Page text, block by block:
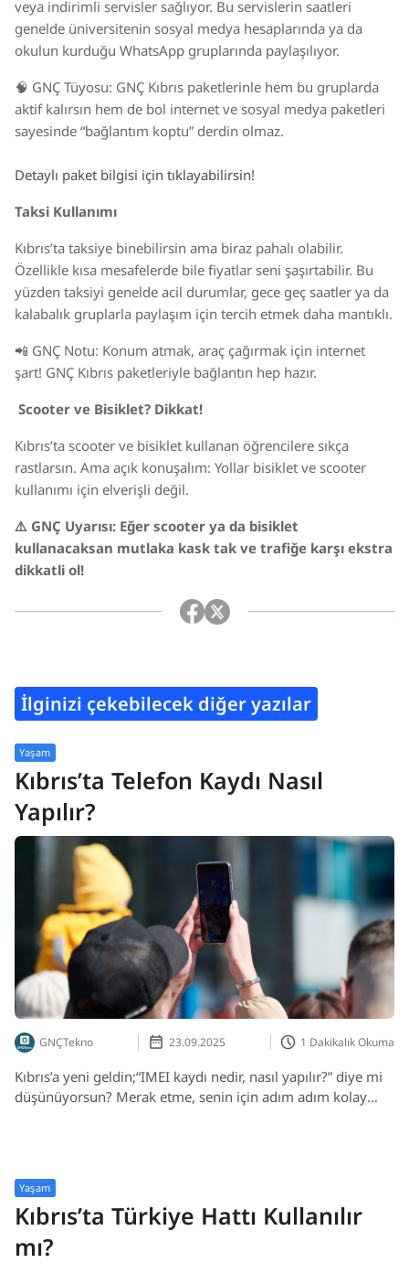
veya indirimli servisler sağlıyor. Bu servislerin saatleri
genelde üniversitenin sosyal medya hesaplarında ya da
okulun kurduğu WhatsApp gruplarında paylaşılıyor.
🧠 GNÇ Tüyosu: GNÇ Kıbrıs paketlerinle hem bu gruplarda
aktif kalırsın hem de bol internet ve sosyal medya paketleri
sayesinde “bağlantım koptu” derdin olmaz.
Detaylı paket bilgisi için tıklayabilirsin!
Taksi Kullanımı
Kıbrıs’ta taksiye binebilirsin ama biraz pahalı olabilir.
Özellikle kısa mesafelerde bile fiyatlar seni şaşırtabilir. Bu
yüzden taksiyi genelde acil durumlar, gece geç saatler ya da
kalabalık gruplarla paylaşım için tercih etmek daha mantıklı.
📲 GNÇ Notu: Konum atmak, araç çağırmak için internet
şart! GNÇ Kıbrıs paketleriyle bağlantın hep hazır.
Scooter ve Bisiklet? Dikkat!
Kıbrıs’ta scooter ve bisiklet kullanan öğrencilere sıkça
rastlarsın. Ama açık konuşalım: Yollar bisiklet ve scooter
kullanımı için elverişli değil.
⚠️ GNÇ Uyarısı: Eğer scooter ya da bisiklet
kullanacaksan mutlaka kask tak ve trafiğe karşı ekstra
dikkatli ol!
İlginizi çekebilecek diğer yazılar
Yaşam
Kıbrıs’ta Telefon Kaydı Nasıl
Yapılır?
GNÇTekno 23.09.2025 1 Dakikalık Okuma
Kıbrıs’a yeni geldin;“IMEI kaydı nedir, nasıl yapılır?” diye mi
düşünüyorsun? Merak etme, senin için adım adım kolay
Yaşam
Kıbrıs’ta Türkiye Hattı Kullanılır
mı?